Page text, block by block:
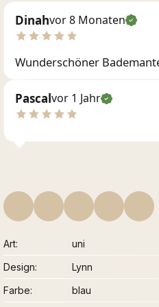
Dinahvor 8 Monaten
Wunderschöner
Pascalvor 1 Jahr
Art
uni
Design
Lynn
Farbe
blau